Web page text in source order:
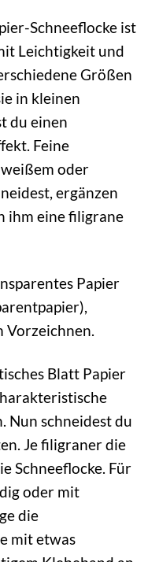
Schneeflocke ist
Leichtigkeit und
Größen
in kleinen
du einen
Feine
oder
ergänzen
ihm eine filigrane
Papier
Vorzeichnen.
Blatt Papier
Nun schneidest du
Je filigraner die
Schneeflocke. Für
oder mit
die
mit etwas